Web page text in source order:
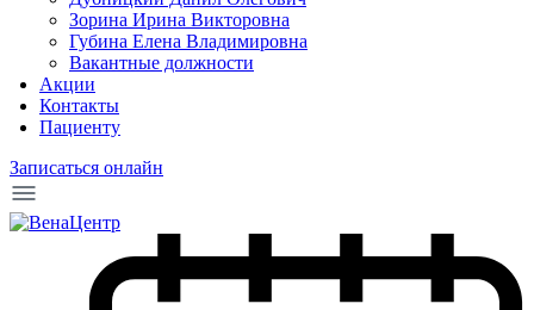
Зорина Ирина Викторовна
Губина Елена Владимировна
Вакантные должности
Акции
Контакты
Пациенту
Записаться онлайн